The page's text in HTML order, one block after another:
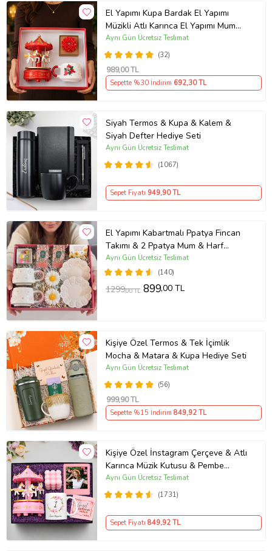
El Yapımı Kupa Bardak El Yapımı
Müzikli Atlı Karınca El Yapımı Mum
AYN34
(32)
Aynı Gün Ücretsiz Teslimat
989,00 TL
Sepette %30 İndirim 692,30 TL
Siyah Termos & Kupa & Kalem &
Siyah Defter Hediye Seti
(1067)
Aynı Gün Ücretsiz Teslimat
Sepet Fiyatı 949,90 TL
El Yapımı Kabartmalı Ppatya Fincan
Takımı & 2 Ppatya Mum & Harf
Anahtarlık & Kokulu Mendil Hediye
Seti-
(140)
Aynı Gün Ücretsiz Teslimat
1299,00 TL 899,00 TL
Kişiye Özel Termos & Tek İçimlik
Mocha & Matara & Kupa Hediye Seti
(56)
Aynı Gün Ücretsiz Teslimat
999,90 TL
Sepette %15 İndirim 849,92 TL
Kişiye Özel İnstagram Çerçeve & Atlı
Karınca Müzik Kutusu & Pembe
Bubble Mum & Kupa Hediye Seti
(1731)
Aynı Gün Ücretsiz Teslimat
Sepet Fiyatı 849,92 TL